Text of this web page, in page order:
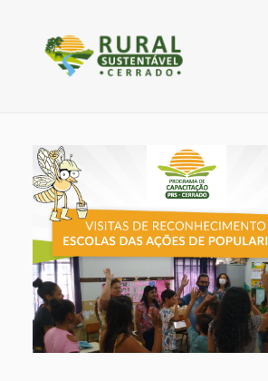
SEARCH